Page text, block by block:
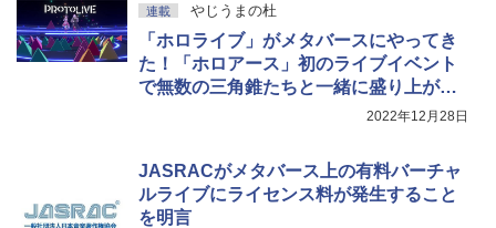
New Amazon Kindle Scribe Colorsoft |
11インチカラーディスプレイ、64GBスト
レージ、ノート機能搭載、明るさ自動調
整、色調調節ライト、プレミアムペン付
き、グラファイト
連載 やじうまの杜
「ホロライブ」がメタバースにやってき
た！「ホロアース」初のライブイベント
で無数の三角錐たちと一緒に盛り上がれ
2022年12月28日
JASRACがメタバース上の有料バーチャ
ルライブにライセンス料が発生すること
を明言